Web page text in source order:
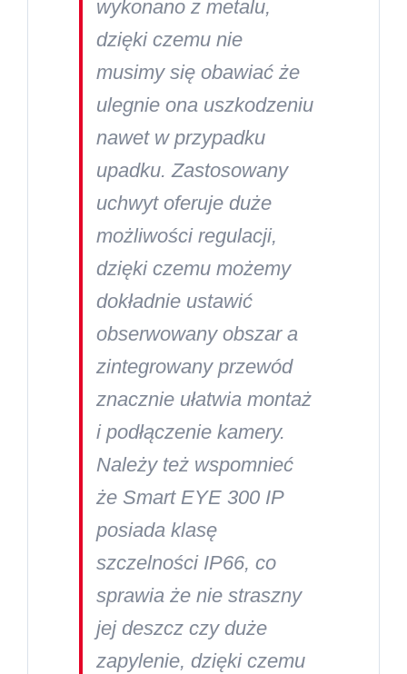
wykonano z metalu,
dzięki czemu nie
musimy się obawiać że
ulegnie ona uszkodzeniu
nawet w przypadku
upadku. Zastosowany
uchwyt oferuje duże
możliwości regulacji,
dzięki czemu możemy
dokładnie ustawić
obserwowany obszar a
zintegrowany przewód
znacznie ułatwia montaż
i podłączenie kamery.
Należy też wspomnieć
że Smart EYE 300 IP
posiada klasę
szczelności IP66, co
sprawia że nie straszny
jej deszcz czy duże
zapylenie, dzięki czemu